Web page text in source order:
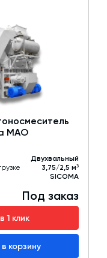
MAO
Двухвальный
3,75/2,5 м³
SICOMA
Под заказ
1 клик
корзину